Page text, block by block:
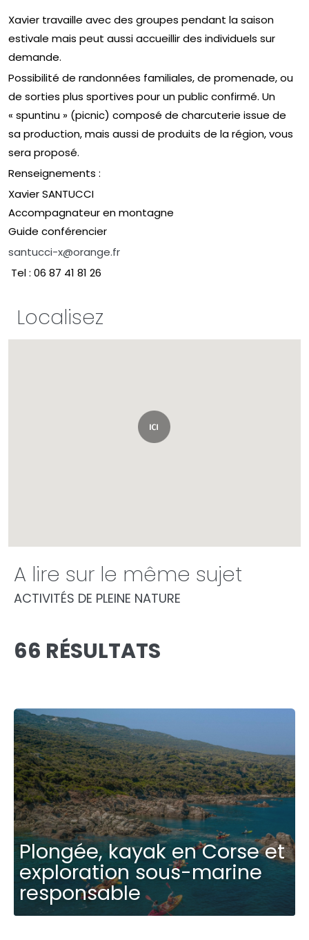
Xavier travaille avec des groupes pendant la saison
estivale mais peut aussi accueillir des individuels sur
demande.
Possibilité de randonnées familiales, de promenade, ou
de sorties plus sportives pour un public confirmé. Un
« spuntinu » (picnic) composé de charcuterie issue de
sa production, mais aussi de produits de la région, vous
sera proposé.
Renseignements :
Xavier SANTUCCI
Accompagnateur en montagne
Guide conférencier
santucci-x@orange.fr
Tel : 06 87 41 81 26
Localisez
A lire sur le même sujet
ACTIVITÉS DE PLEINE NATURE
66 RÉSULTATS
Plongée, kayak en Corse et
exploration sous-marine
responsable